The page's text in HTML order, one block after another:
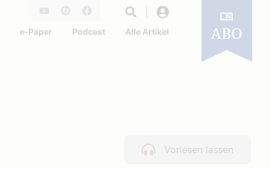
Facebook
e-Paper Podcast Alle Artikel ABO
Vorlesen lassen